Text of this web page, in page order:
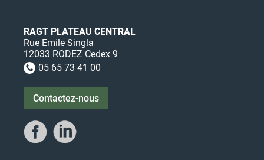
RAGT PLATEAU CENTRAL
Rue Emile Singla
12033 RODEZ Cedex 9
 05 65 73 41 00
Contactez-nous